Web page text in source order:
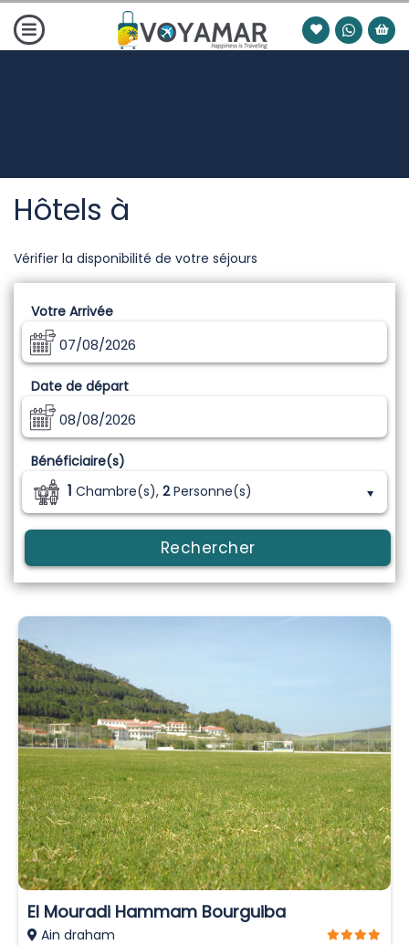
Hôtels à
Vérifier la disponibilité de votre séjours
Votre Arrivée
07/08/2026
Date de départ
08/08/2026
Bénéficiaire(s)
1 Chambre(s), 2Personne(s)
Rechercher
El Mouradi Hammam Bourguiba
Ain draham